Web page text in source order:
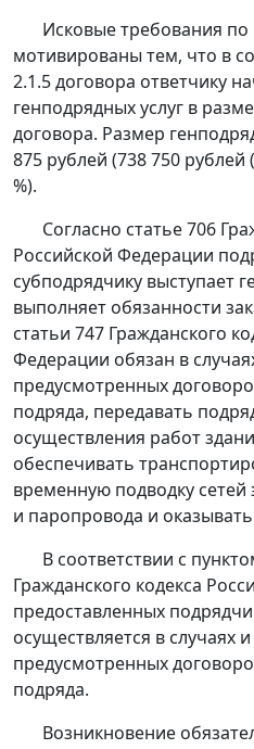
Исковые требования
мотивированы тем, что в
2.1.5 договора ответчику
генподрядных услуг в
договора. Размер
875 рублей (738 750
%).
Согласно статье 706
Российской Федерации
субподрядчику выступает
выполняет обязанности
статьи 747 Гражданского
Федерации обязан в
предусмотренных
подряда, передавать
осуществления работ
обеспечивать
временную подводку
и паропровода и оказывать
В соответствии с
Гражданского кодекса
предоставленных
осуществляется в случаях
предусмотренных
подряда.
Возникновение